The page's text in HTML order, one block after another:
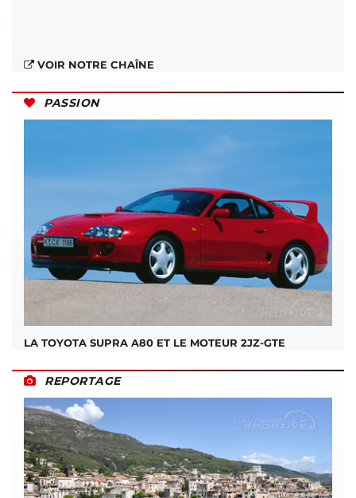
VOIR NOTRE CHAÎNE
PASSION
LA TOYOTA SUPRA A80 ET LE MOTEUR 2JZ-GTE
REPORTAGE